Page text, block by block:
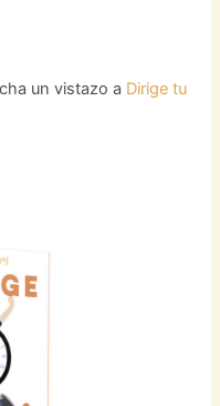
un vistazo a Dirige tu